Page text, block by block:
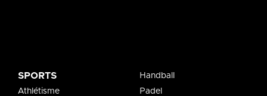
SPORTS
Athlétisme
Handball
Padel